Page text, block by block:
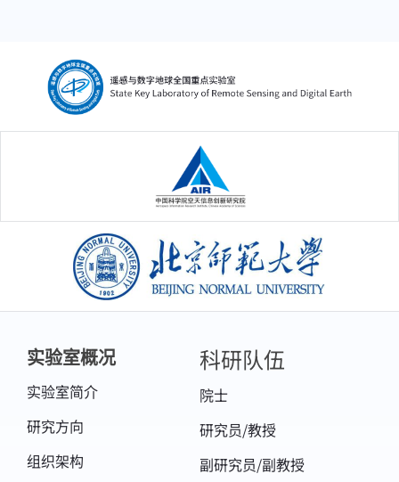
3. Qin, B., Cao, B.*, Roujean, J. L., Gastellu-
Etchegorry, J. P., Ermida, S. L., Bian, Z., ... &
Liu, Q. (2023). A thermal radiation
directionality correction method for the
surface upward longwave radiation of
geostationary satellite based on a time-
evolving kernel-driven model. Remote
Sensing of Environment, 294, 113599.
4. Cao, B., Gastellu-Etchegorry, J. P., Yin, T.,
Bian, Z., Bai, J., Fang, J., ... & Liu, Q. (2023).
remote sensing experiments over
heterogeneous canopy using DART
simulated images. IEEE Transactions on
中国科学院空天信息创新研究院
北京师范大学
实验室概况
实验室简介
研究方向
组织架构
科研队伍
院士
研究员/教授
副研究员/副教授